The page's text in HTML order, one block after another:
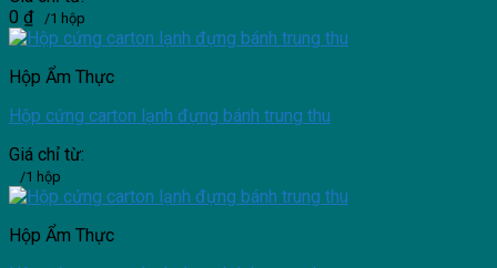
0 ₫ /1 hộp
Hộp Ẩm Thực
Hộp cứng carton lạnh đựng bánh trung thu
Giá chỉ từ:
/1 hộp
Hộp Ẩm Thực